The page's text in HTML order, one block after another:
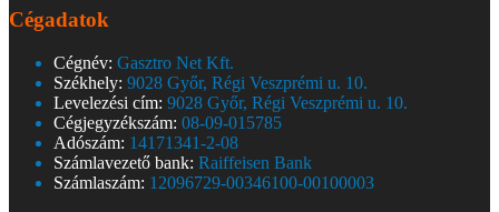
Cégadatok
Cégnév: Gasztro Net Kft.
Székhely: 9028 Győr, Régi Veszprémi u. 10.
Levelezési cím: 9028 Győr, Régi Veszprémi u. 10.
Cégjegyzékszám: 08-09-015785
Adószám: 14171341-2-08
Számlavezető bank: Raiffeisen Bank
Számlaszám: 12096729-00346100-00100003